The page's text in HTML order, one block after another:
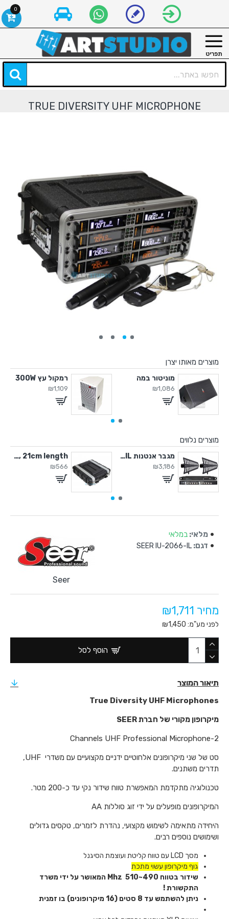
TRUE DIVERSITY UHF MICROPHONE
מוצרים מאותו יצרן
מוניטור במה
₪1,086
רמקול עץ 300W
₪1,109
מוצרים נלווים
מגבר אנטנות IU-2066-IL
₪3,186
ABS 4U Case, 21cm length
₪566
מלאי: במלאי
דגם: SEER IU-2066-IL
Seer
מחיר ₪1,711
לפני מע"מ: ₪1,450
הוסף לסל
תיאור המוצר
True Diversity UHF Microphones
מיקרופון מקורי של חברתSEER
2-Channels UHF Professional Microphone
סט של שני מיקרופונים אלחוטיים ידניים מקצועיים עם משדרי UHF
,
תדרים משתנים.
טכנולוגיה מתקדמת המאפשרת טווח שידור נקי עד כ-200 מטר .
המיקרופונים מופעלים על ידי זוג סוללות AA
היחידה מתאימה לשימוש מקצועי, נהדרת לזמרים, טקסים גדולים
ושימושים נוספים רבים.
מסך LCD עם טווח קליטת ועוצמת הסיגנל
גוף מיקרופון עשוי מתכת
שידור בטווח 490~510
Mhz המאושר על ידי משרד
התקשורת !
ניתן להשתמש עד 8 סטים (16 מיקרופונים) בו זמנית
0